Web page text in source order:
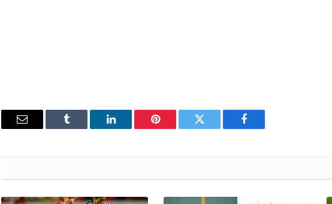
فيسبوك تويتر بينتيريستلينكدإن Tumblr
البريد